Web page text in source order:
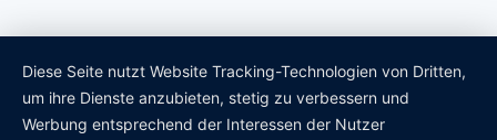
Diese Seite nutzt Website Tracking-Technologien von Dritten,
um ihre Dienste anzubieten, stetig zu verbessern und
Werbung entsprechend der Interessen der Nutzer